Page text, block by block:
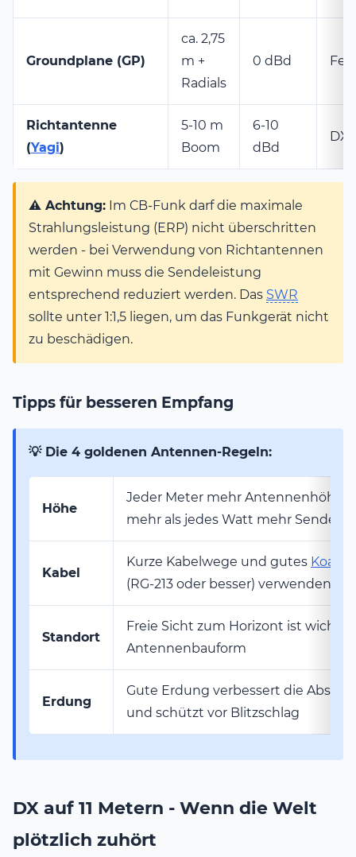
Groundplane (GP)
ca. 2,75
m +
Radials
0 dBd
Richtantenne
(Yagi)
5-10 m
Boom
6-10
dBd
⚠️ Achtung: Im CB-Funk darf die maximale
Strahlungsleistung (ERP) nicht überschritten
werden - bei Verwendung von Richtantennen
mit Gewinn muss die Sendeleistung
entsprechend reduziert werden. Das SWR
sollte unter 1:1,5 liegen, um das Funkgerät nicht
zu beschädigen.
Tipps für besseren Empfang
💡 Die 4 goldenen Antennen-Regeln:
Höhe
Jeder Meter mehr Antennenhöhe
mehr als jedes Watt mehr
Kabel
Kurze Kabelwege und gutes
(RG-213 oder besser) verwenden
Standort
Freie Sicht zum Horizont ist
Antennenbauform
Erdung
Gute Erdung verbessert die
und schützt vor Blitzschlag
DX auf 11 Metern - Wenn die Welt
plötzlich zuhört